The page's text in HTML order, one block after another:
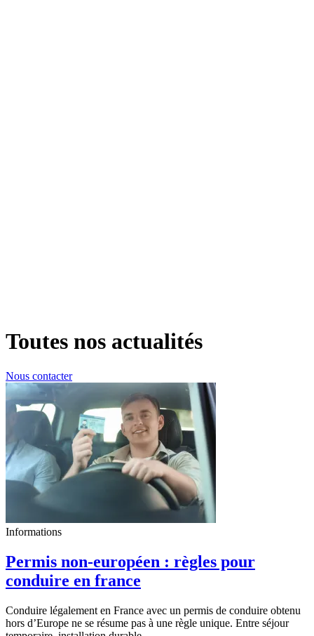
Toutes nos actualités
Nous contacter
Informations
Permis non-européen : règles pour
conduire en france
Conduire légalement en France avec un permis de conduire obtenu
hors d’Europe ne se résume pas à une règle unique. Entre séjour